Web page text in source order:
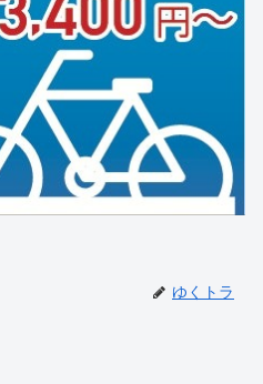
ゆくトラ